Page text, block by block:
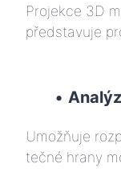
Projekce 3D
představuje
•
Umožňuje
tečné hrany